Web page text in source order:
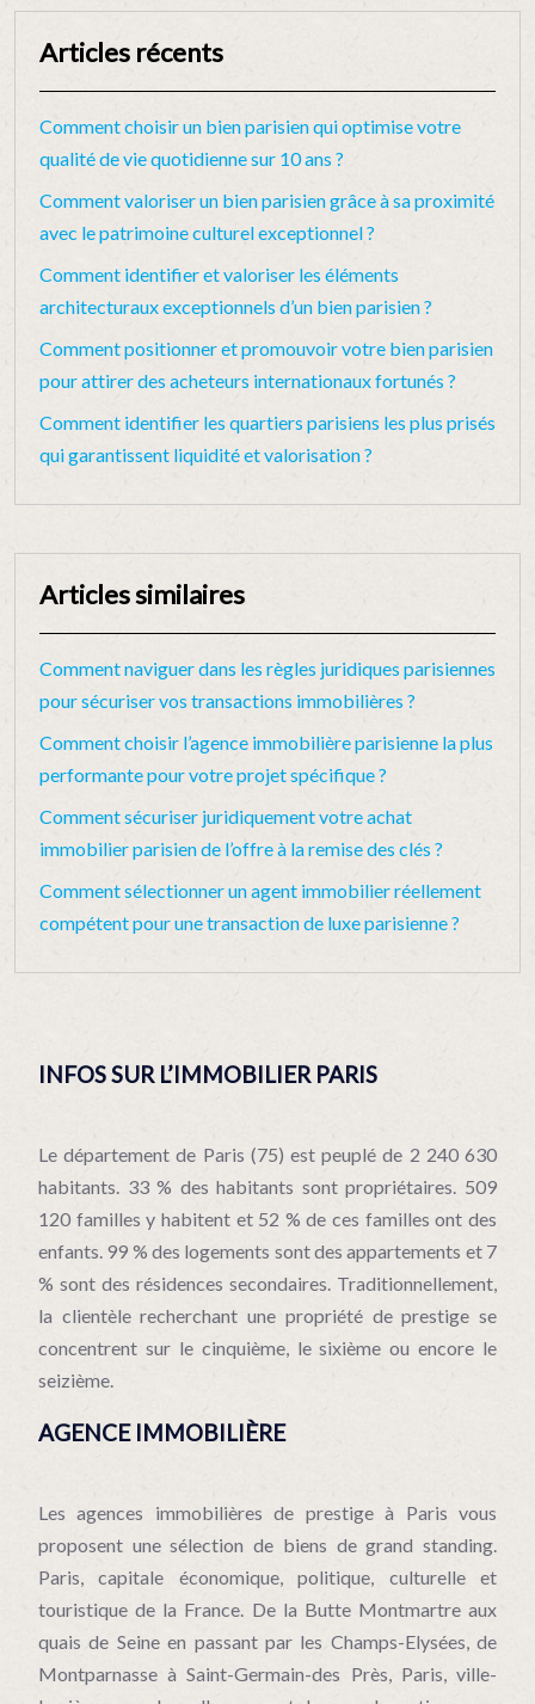
Articles récents
Comment choisir un bien parisien qui optimise votre
qualité de vie quotidienne sur 10 ans ?
Comment valoriser un bien parisien grâce à sa proximité
avec le patrimoine culturel exceptionnel ?
Comment identifier et valoriser les éléments
architecturaux exceptionnels d’un bien parisien ?
Comment positionner et promouvoir votre bien parisien
pour attirer des acheteurs internationaux fortunés ?
Comment identifier les quartiers parisiens les plus prisés
qui garantissent liquidité et valorisation ?
Articles similaires
Comment naviguer dans les règles juridiques parisiennes
pour sécuriser vos transactions immobilières ?
Comment choisir l’agence immobilière parisienne la plus
performante pour votre projet spécifique ?
Comment sécuriser juridiquement votre achat
immobilier parisien de l’offre à la remise des clés ?
Comment sélectionner un agent immobilier réellement
compétent pour une transaction de luxe parisienne ?
INFOS SUR L’IMMOBILIER PARIS
Le département de Paris (75) est peuplé de 2 240 630
habitants. 33 % des habitants sont propriétaires. 509
120 familles y habitent et 52 % de ces familles ont des
enfants. 99 % des logements sont des appartements et 7
% sont des résidences secondaires. Traditionnellement,
la clientèle recherchant une propriété de prestige se
concentrent sur le cinquième, le sixième ou encore le
seizième.
AGENCE IMMOBILIÈRE
Les agences immobilières de prestige à Paris vous
proposent une sélection de biens de grand standing.
Paris, capitale économique, politique, culturelle et
touristique de la France. De la Butte Montmartre aux
quais de Seine en passant par les Champs-Elysées, de
Montparnasse à Saint-Germain-des Près, Paris, ville-